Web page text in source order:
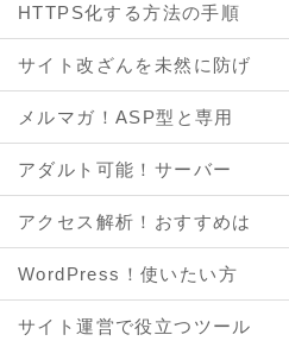
HTTPS化する方法の手順
サイト改ざんを未然に防げ
メルマガ！ASP型と専用
アダルト可能！サーバー
アクセス解析！おすすめは
WordPress！使いたい方
サイト運営で役立つツール